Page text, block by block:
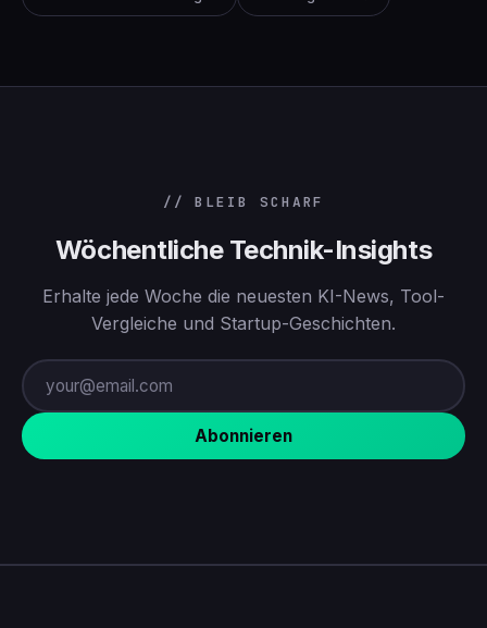
// BLEIB SCHARF
Wöchentliche Technik-Insights
Erhalte jede Woche die neuesten KI-News, Tool-
Vergleiche und Startup-Geschichten.
Abonnieren